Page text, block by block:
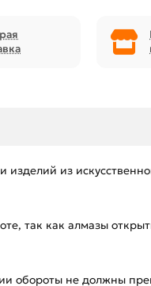
из
так как алмазы
обороты не должны